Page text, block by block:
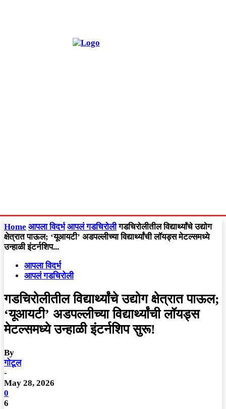
Home आपला विदर्भ आपलं गडचिरोली गडचिरोलीतील विद्यार्थ्यांचे उद्योग
क्षेत्रात पाऊल; ‘यूआयटी’ अडपल्लीच्या विद्यार्थ्यांची लॉयड्स मेटल्समध्ये
उन्हाळी इंटर्नशिप...
आपला विदर्भ
आपलं गडचिरोली
गडचिरोलीतील विद्यार्थ्यांचे उद्योग क्षेत्रात पाऊल;
‘यूआयटी’ अडपल्लीच्या विद्यार्थ्यांची लॉयड्स
मेटल्समध्ये उन्हाळी इंटर्नशिप सुरू!
By
गोटूल
-
May 28, 2026
0
6